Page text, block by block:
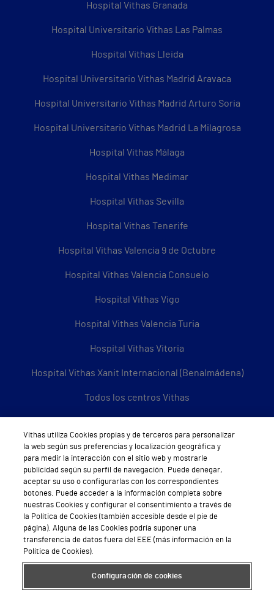
Hospital Vithas Granada
Hospital Universitario Vithas Las Palmas
Hospital Vithas Lleida
Hospital Universitario Vithas Madrid Aravaca
Hospital Universitario Vithas Madrid Arturo Soria
Hospital Universitario Vithas Madrid La Milagrosa
Hospital Vithas Málaga
Hospital Vithas Medimar
Hospital Vithas Sevilla
Hospital Vithas Tenerife
Hospital Vithas Valencia 9 de Octubre
Hospital Vithas Valencia Consuelo
Hospital Vithas Vigo
Hospital Vithas Valencia Turia
Hospital Vithas Vitoria
Hospital Vithas Xanit Internacional (Benalmádena)
Todos los centros Vithas
Sobre Vithas
Quiénes somos
Trabajar en Vithas
Teléfono Cita Médica
Teléfono Atención al Cliente
Política de seguridad y salud en el trabajo
Vithas utiliza Cookies propias y de terceros para personalizar
la web según sus preferencias y localización geográfica y
para medir la interacción con el sitio web y mostrarle
publicidad según su perfil de navegación. Puede denegar,
aceptar su uso o configurarlas con los correspondientes
botones. Puede acceder a la información completa sobre
nuestras Cookies y configurar el consentimiento a través de
la Política de Cookies (también accesible desde el pie de
página). Alguna de las Cookies podría suponer una
transferencia de datos fuera del EEE (más información en la
Política de Cookies).
Configuración de cookies